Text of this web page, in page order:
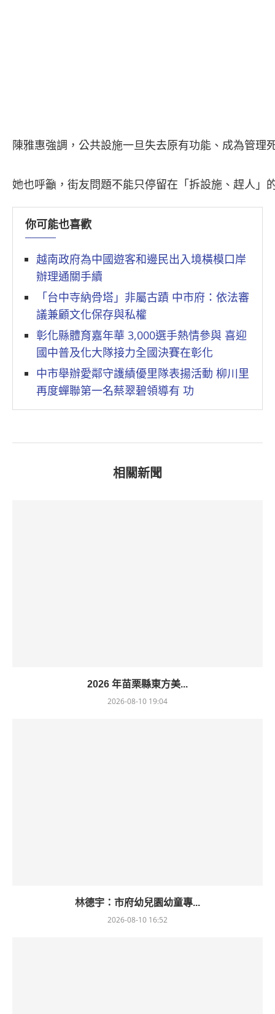
陳雅惠強調，公共設施一旦失去原有功能、成為管
她也呼籲，街友問題不能只停留在「拆設施、趕人」
你可能也喜歡
越南政府為中國遊客和邊民出入境橫模口岸
辦理通關手續
「台中寺納骨塔」非屬古蹟 中市府：依法審
議兼顧文化保存與私權
彰化縣體育嘉年華 3,000選手熱情參與 喜迎
國中普及化大隊接力全國決賽在彰化
中市舉辦愛鄰守護績優里隊表揚活動 柳川里
再度蟬聯第一名蔡翠碧領導有 功
相關新聞
2026 年苗栗縣東方美...
2026-08-10 19:04
林德宇：市府幼兒園幼童專...
2026-08-10 16:52